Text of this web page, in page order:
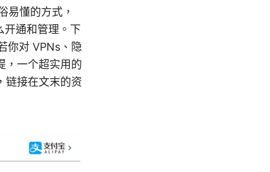
易懂的方式，
开通和管理。下
你对 VPNs、隐
，一个超实用的
链接在文末的资